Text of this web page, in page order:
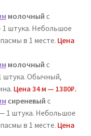
молочный с
штука. Небольшое
в 1 месте. Цена
молочный с
штука. Обычный,
Цена 34 м — 1380₽.
сиреневый с
1 штука. Небольшое
в 1 месте. Цена